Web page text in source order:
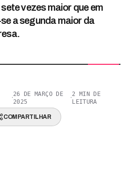
vezes maior que em
a segunda maior da
·26 DE MARÇO DE
2025
·2 MIN DE
LEITURA
COMPARTILHAR